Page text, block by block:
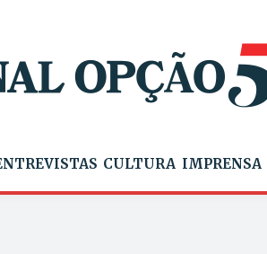
CULTURA IMPRENSA